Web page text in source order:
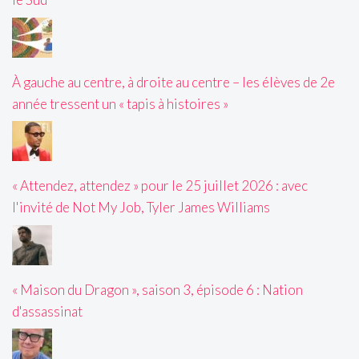
À gauche au centre, à droite au centre – les élèves de 2e
année tressent un « tapis à histoires »
« Attendez, attendez » pour le 25 juillet 2026 : avec
l'invité de Not My Job, Tyler James Williams
« Maison du Dragon », saison 3, épisode 6 : Nation
d'assassinat